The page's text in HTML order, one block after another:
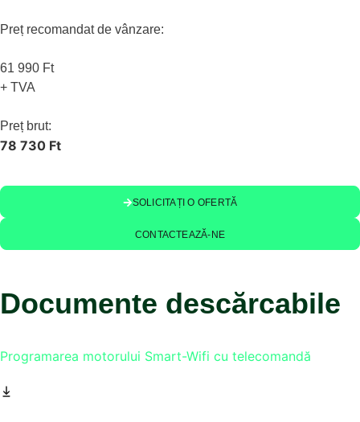
Preț recomandat de vânzare:
61 990 Ft
+ TVA
Preț brut:
78 730 Ft
SOLICITAȚI O OFERTĂ
CONTACTEAZĂ-NE
Documente descărcabile
Programarea motorului Smart-Wifi cu telecomandă